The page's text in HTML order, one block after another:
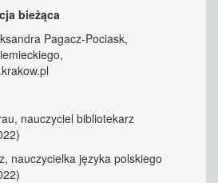
bieżąca
Pagacz-Pociask,
nauczyciel bibliotekarz
nauczycielka języka polskiego